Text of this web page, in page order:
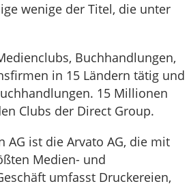
wenige der Titel, die unter
Buchhandlungen,
in 15 Ländern tätig und
15 Millionen
Clubs der Direct Group.
AG ist die Arvato AG, die mit
Medien- und
umfasst Druckereien,